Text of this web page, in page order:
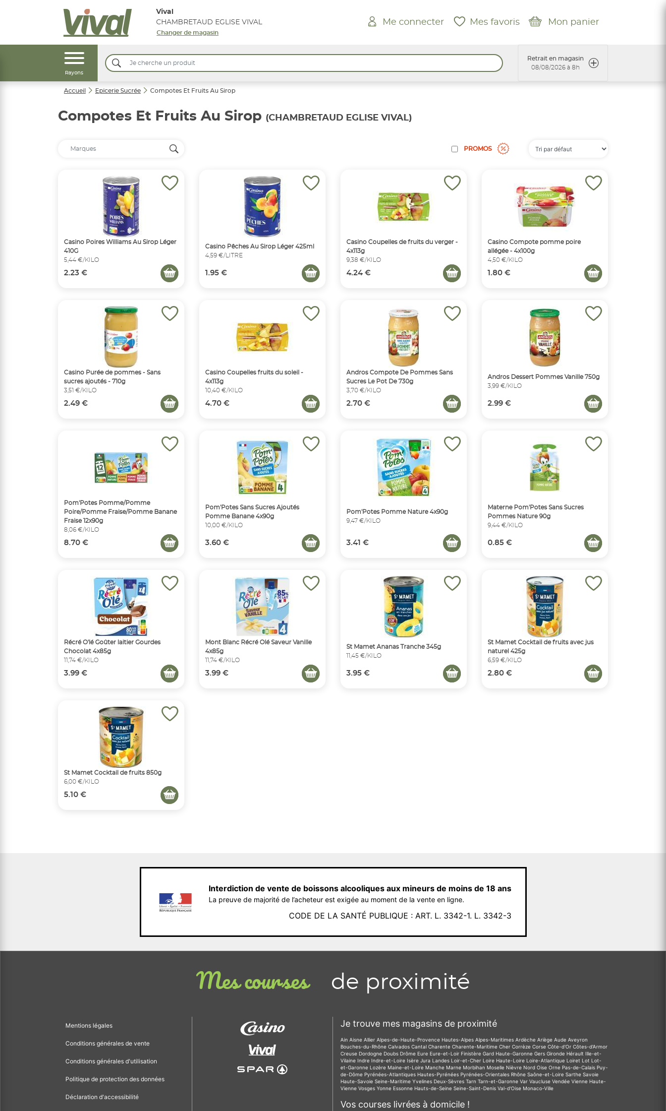
Vival
CHAMBRETAUD EGLISE VIVAL
Changer de magasin
Me connecter Mes favoris Mon panier
Rayons
Retrait en magasin
08/08/2026 à 8h
Accueil Epicerie Sucrée Compotes Et Fruits Au Sirop
Compotes Et Fruits Au Sirop (CHAMBRETAUD EGLISE VIVAL)
PROMOS
Casino Poires Williams Au Sirop Léger
410G
5,44 €/KILO
2.23 €
Casino Pêches Au Sirop Léger 425ml
4,59 €/LITRE
1.95 €
Casino Coupelles de fruits du verger -
4x113g
9,38 €/KILO
4.24 €
Casino Compote pomme poire
allégée - 4x100g
4,50 €/KILO
1.80 €
Casino Purée de pommes - Sans
sucres ajoutés - 710g
3,51 €/KILO
2.49 €
Casino Coupelles fruits du soleil -
4x113g
10,40 €/KILO
4.70 €
Andros Compote De Pommes Sans
Sucres Le Pot De 730g
3,70 €/KILO
2.70 €
Andros Dessert Pommes Vanille 750g
3,99 €/KILO
2.99 €
Pom'Potes Pomme/Pomme
Poire/Pomme Fraise/Pomme Banane
Fraise 12x90g
8,06 €/KILO
8.70 €
Pom'Potes Sans Sucres Ajoutés
Pomme Banane 4x90g
10,00 €/KILO
3.60 €
Pom'Potes Pomme Nature 4x90g
9,47 €/KILO
3.41 €
Materne Pom'Potes Sans Sucres
Pommes Nature 90g
9,44 €/KILO
0.85 €
Récré O'lé Goûter laitier Gourdes
Chocolat 4x85g
11,74 €/KILO
3.99 €
Mont Blanc Récré Olé Saveur Vanille
4x85g
11,74 €/KILO
3.99 €
St Mamet Ananas Tranche 345g
11,45 €/KILO
3.95 €
St Mamet Cocktail de fruits avec jus
naturel 425g
6,59 €/KILO
2.80 €
St Mamet Cocktail de fruits 850g
6,00 €/KILO
5.10 €
Interdiction de vente de boissons alcooliques aux mineurs de moins de 18 ans
La preuve de majorité de l’acheteur est exigée au moment de la vente en ligne.
CODE DE LA SANTÉ PUBLIQUE : ART. L. 3342-1. L. 3342-3
Mes courses de proximité
Mentions légales
Conditions générales de vente
Conditions générales d'utilisation
Politique de protection des données
Déclaration d'accessibilité
Je trouve mes magasins de proximité
Ain Aisne Allier Alpes-de-Haute-Provence Hautes-Alpes Alpes-Maritimes Ardèche Ariège Aude Aveyron
Bouches-du-Rhône Calvados Cantal Charente Charente-Maritime Cher Corrèze Corse Côte-d'Or Côtes-d'Armor
Creuse Dordogne Doubs Drôme Eure Eure-et-Loir Finistère Gard Haute-Garonne Gers Gironde Hérault Ille-et-
Vilaine Indre Indre-et-Loire Isère Jura Landes Loir-et-Cher Loire Haute-Loire Loire-Atlantique Loiret Lot Lot-
et-Garonne Lozère Maine-et-Loire Manche Marne Morbihan Moselle Nièvre Nord Oise Orne Pas-de-Calais Puy-
de-Dôme Pyrénées-Atlantiques Hautes-Pyrénées Pyrénées-Orientales Rhône Saône-et-Loire Sarthe Savoie
Haute-Savoie Seine-Maritime Yvelines Deux-Sèvres Tarn Tarn-et-Garonne Var Vaucluse Vendée Vienne Haute-
Vienne Vosges Yonne Essonne Hauts-de-Seine Seine-Saint-Denis Val-d'Oise Monaco-Ville
Vos courses livrées à domicile !